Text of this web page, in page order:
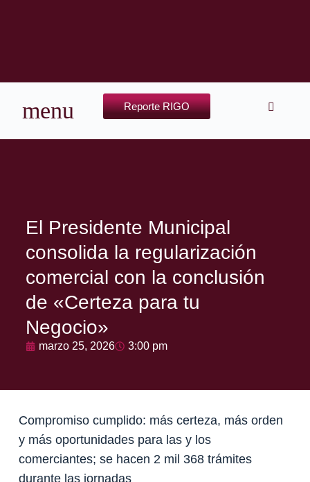
Reporte RIGO
El Presidente Municipal
consolida la regularización
comercial con la conclusión
de «Certeza para tu
Negocio»
marzo 25, 2026 3:00 pm
Compromiso cumplido: más certeza, más orden
y más oportunidades para las y los
comerciantes; se hacen 2 mil 368 trámites
durante las jornadas